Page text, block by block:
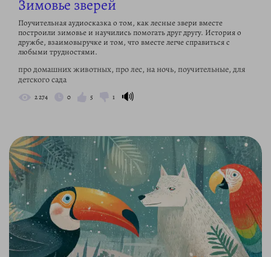
Зимовье зверей
Поучительная аудиосказка о том, как лесные звери вместе
построили зимовье и научились помогать друг другу. История о
дружбе, взаимовыручке и том, что вместе легче справиться с
любыми трудностями.
про домашних животных, про лес, на ночь, поучительные, для
детского сада
2 274 0 5 1 🔊